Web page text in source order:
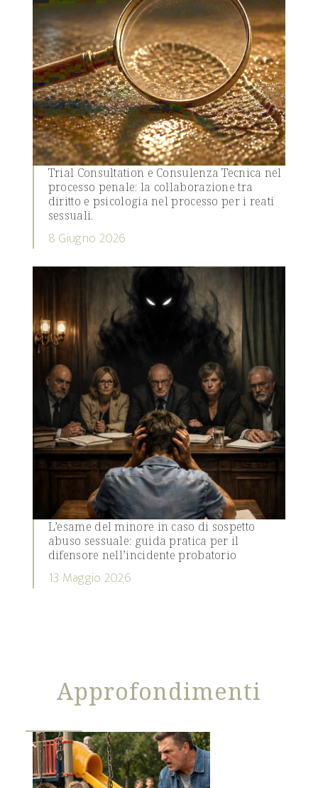
Trial Consultation e Consulenza Tecnica nel
processo penale: la collaborazione tra
diritto e psicologia nel processo per i reati
sessuali.
8 Giugno 2026
L’esame del minore in caso di sospetto
abuso sessuale: guida pratica per il
difensore nell’incidente probatorio
13 Maggio 2026
Approfondimenti